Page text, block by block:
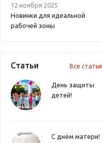
12 ноября 2025
Новинки для идеальной
рабочей зоны
Статьи Все статьи
День защиты
детей!
С днём матери!